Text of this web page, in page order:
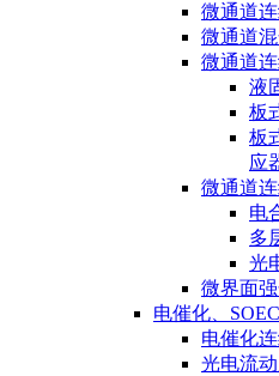
微通道
微通道
微通道
液
板
板
应
微通道
电
多
光
微界面
电催化、
电催化
光电流